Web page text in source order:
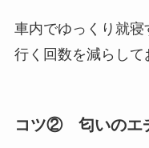
車内でゆっくり就
行く回数を減らして
コツ② 匂いのエ